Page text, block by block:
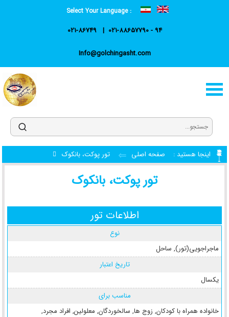
Select Your Language :
021-88657790 - 94
021-86749
Info@golchingasht.com
اینجا هستید : صفحه اصلی تور پوکت، بانکوک
تور پوکت، بانکوک
اطلاعات تور
نوع
ماجراجویی(تور), ساحل
تاریخ اعتبار
یکسال
مناسب برای
خانواده همراه با کودکان, زوج ها, سالخوردگان, معلولین, افراد مجرد,